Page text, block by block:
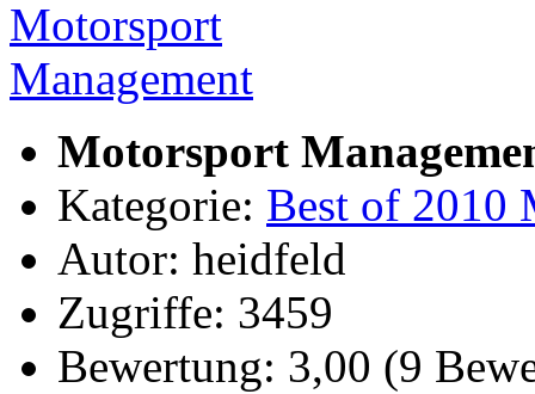
Motorsport
Kategorie: Best of 2010
Autor: heidfeld
Zugriffe: 3459
Bewertung: 3,00 (9